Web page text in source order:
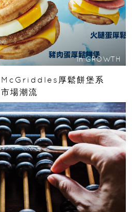
In GROWTH
McGriddles厚鬆餅堡系
場潮流